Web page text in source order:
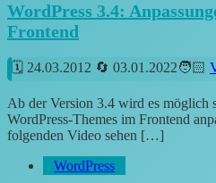
WordPress 3.4:
Frontend
24.03.2012 03.01.2022
Ab der Version 3.4 wird es möglich
WordPress-Themes im Frontend
folgenden Video sehen […]
WordPress